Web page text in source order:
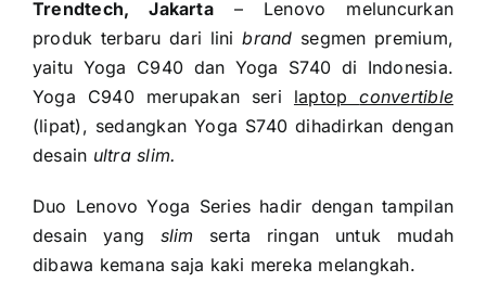
Trendtech, Jakarta– Lenovo meluncurkan
produk terbaru dari linibrand segmen premium,
yaitu Yoga C940 dan Yoga S740 di Indonesia.
Yoga C940 merupakan seri laptopconvertible
(lipat), sedangkan Yoga S740 dihadirkan dengan
desain ultra slim.
Duo Lenovo Yoga Series hadir dengan tampilan
desain yang slim serta ringan untuk mudah
dibawa kemana saja kaki mereka melangkah.